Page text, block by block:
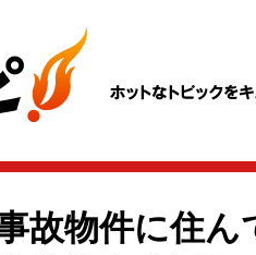
故物件に住